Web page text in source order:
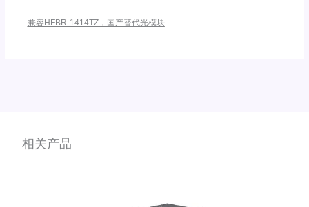
兼容HFBR-1414TZ，国产替代光模块
相关产品